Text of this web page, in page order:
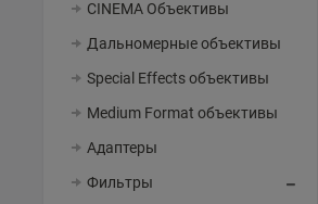
CINEMA Объективы
Дальномерные объективы
Special Effects объективы
Medium Format объективы
Адаптеры
Фильтры